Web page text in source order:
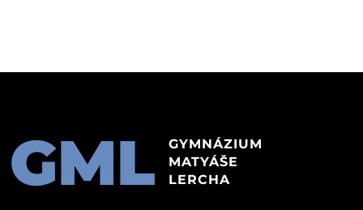
GML
GYMNÁZIUM
MATYÁŠE
LERCHA